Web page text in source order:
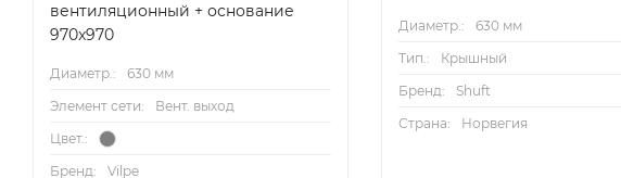
вентиляционный + основание
970x970
Диаметр.:
630 мм
Элемент сети:
Вент. выход
Цвет.:
Бренд:
Vilpe
Диаметр.:
630 мм
Тип.:
Крышный
Бренд:
Shuft
Страна:
Норвегия